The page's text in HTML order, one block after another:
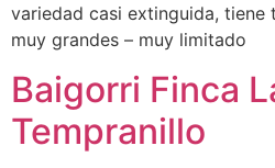
variedad casi extinguida,
muy grandes – muy limitado
Baigorri Finca
Tempranillo